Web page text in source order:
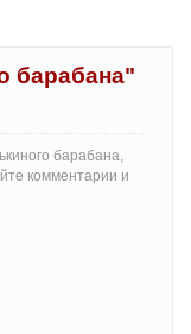
барабана"
барабана,
комментарии и